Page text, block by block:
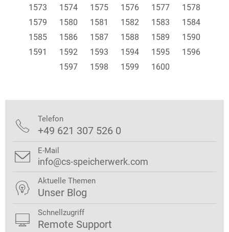
1573
1574 1575 1576 1577
1578
1579
1580 1581 1582 1583
1584
1585
1586 1587 1588 1589
1590
1591
1592 1593 1594 1595
1596
1597
1598 1599 1600
 Telefon
+49 621 307 526 0
 E-Mail
info@cs-speicherwerk.com
 Aktuelle Themen
Unser Blog
 Schnellzugriff
Remote Support